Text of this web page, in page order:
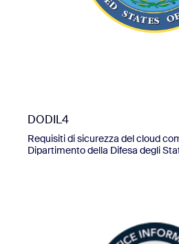
DODIL4
Requisiti di sicurezza del cloud
Dipartimento della Difesa degli